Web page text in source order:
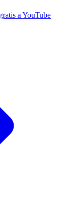
a YouTube